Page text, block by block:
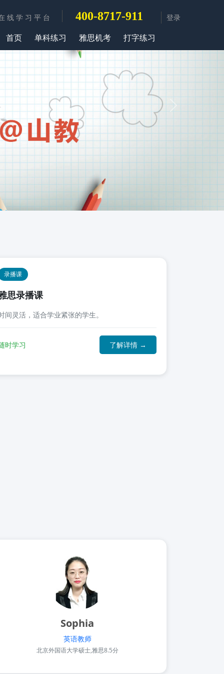
线 学 习 平 台 400-8717-911 登录
首页 单科练习 雅思机考 打字练习
Next
录播课
思录播课
间灵活，适合学业紧张的学生。
时学习 了解详情 →
Sophia
英语教师
北京外国语大学硕士,雅思8.5分